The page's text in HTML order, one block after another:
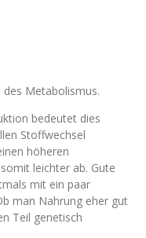
Metabolismus.
bedeutet dies
Stoffwechsel
höheren
leichter ab. Gute
mit ein paar
man Nahrung eher gut
Teil genetisch